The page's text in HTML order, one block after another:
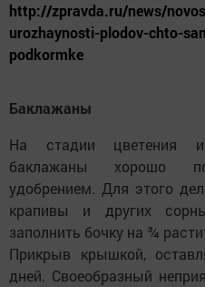
http://zpravda.ru/news/
urozhaynosti-plodov-chto-
podkormke
Баклажаны
На стадии цветения и
баклажаны хорошо
удобрением. Для этого
крапивы и других
заполнить бочку на ¾
Прикрыв крышкой,
дней. Своеобразный